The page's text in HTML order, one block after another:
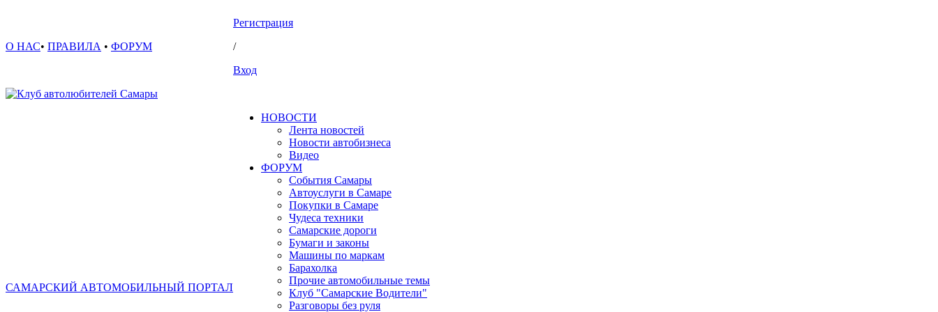
О НАС• ПРАВИЛА • ФОРУМ
Регистрация
/
Вход
САМАРСКИЙ АВТОМОБИЛЬНЫЙ ПОРТАЛ
НОВОСТИ
Лента новостей
Новости автобизнеса
Видео
ФОРУМ
События Самары
Автоуслуги в Самаре
Покупки в Самаре
Чудеса техники
Самарские дороги
Бумаги и законы
Машины по маркам
Барахолка
Прочие автомобильные темы
Клуб "Самарские Водители"
Разговоры без руля